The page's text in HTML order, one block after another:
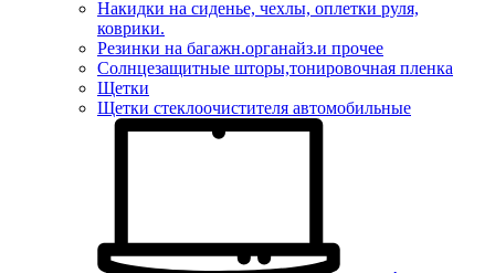
Накидки на сиденье, чехлы, оплетки руля,
коврики.
Резинки на багажн.органайз.и прочее
Солнцезащитные шторы,тонировочная пленка
Щетки
Щетки стеклоочистителя автомобильные